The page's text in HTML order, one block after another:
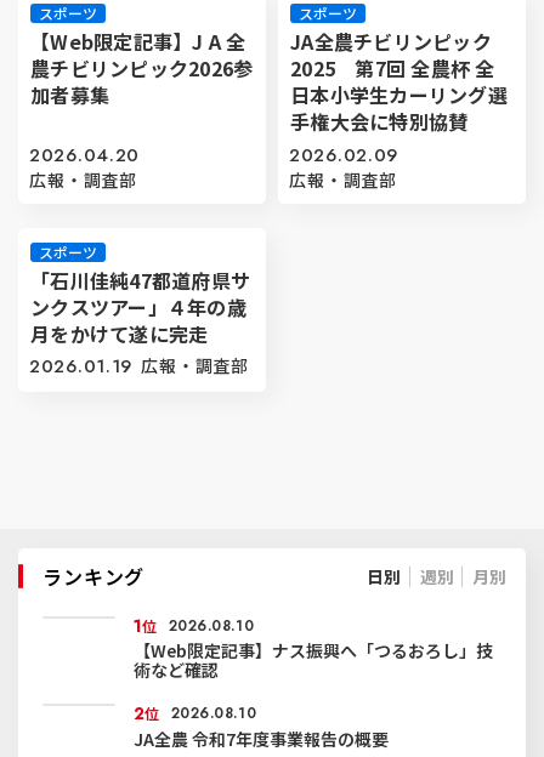
スポーツ
【Web限定記事】J A 全
農チビリンピック2026参
加者募集
2026.04.20
広報・調査部
スポーツ
JA全農チビリンピック
2025 第7回 全農杯 全
日本小学生カーリング選
手権大会に特別協賛
2026.02.09
広報・調査部
スポーツ
「石川佳純47都道府県サ
ンクスツアー」４年の歳
月をかけて遂に完走
2026.01.19 広報・調査部
ランキング 日別 週別 月別
1位 2026.08.10
【Web限定記事】ナス振興へ「つるおろし」技
術など確認
2位 2026.08.10
JA全農 令和7年度事業報告の概要